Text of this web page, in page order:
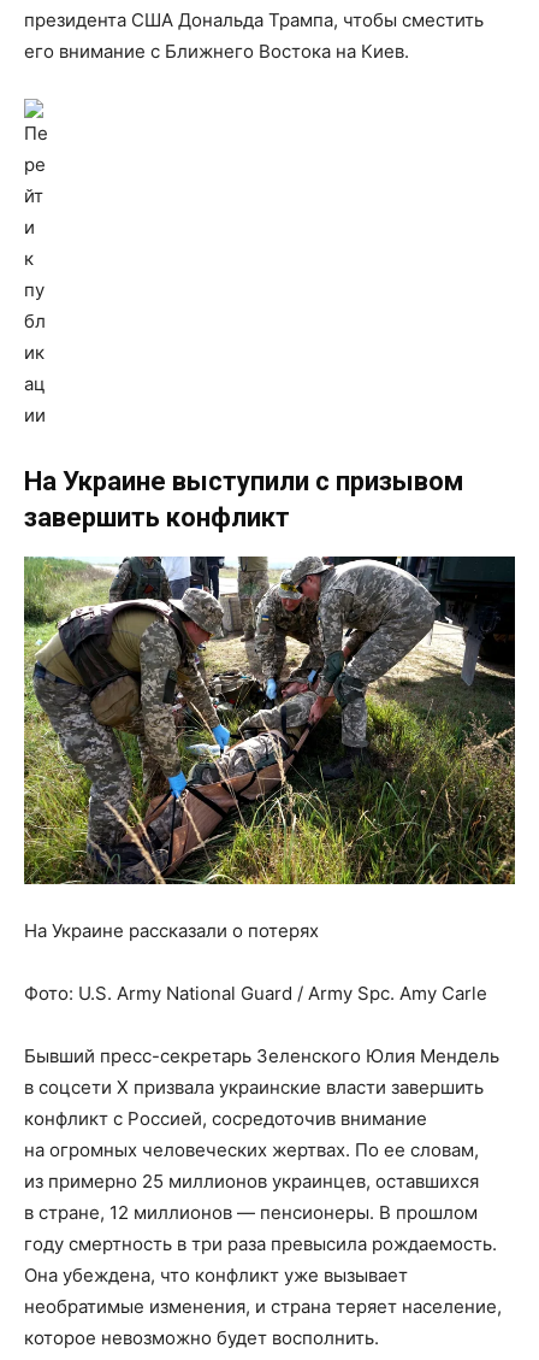
президента США Дональда Трампа, чтобы сместить
его внимание с Ближнего Востока на Киев.
На Украине выступили с призывом
завершить конфликт
На Украине рассказали о потерях
Фото: U.S. Army National Guard / Army Spc. Amy Carle
Бывший пресс-секретарь Зеленского Юлия Мендель
в соцсети Х призвала украинские власти завершить
конфликт с Россией, сосредоточив внимание
на огромных человеческих жертвах. По ее словам,
из примерно 25 миллионов украинцев, оставшихся
в стране, 12 миллионов — пенсионеры. В прошлом
году смертность в три раза превысила рождаемость.
Она убеждена, что конфликт уже вызывает
необратимые изменения, и страна теряет население,
которое невозможно будет восполнить.